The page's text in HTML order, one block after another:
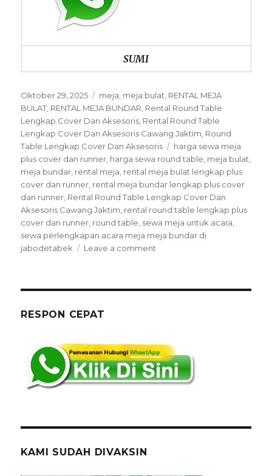
SUMI
Posted
on
Oktober 29, 2025 Categories
meja meja bulat RENTAL MEJA
BULAT RENTAL MEJA BUNDAR Rental Round Table
Lengkap Cover Dan Aksesoris Rental Round Table
Lengkap Cover Dan Aksesoris Cawang Jaktim Round
Table Lengkap Cover Dan Aksesoris
Tags
harga sewa meja
plus cover dan runner harga sewa round table meja bulat
meja bundar rental meja rental meja bulat lengkap plus
cover dan runner rental meja bundar lengkap plus cover
dan runner Rental Round Table Lengkap Cover Dan
Aksesoris Cawang Jaktim rental round table lengkap plus
cover dan runner round table sewa meja untuk acara
sewa perlengkapan acara meja meja bundar di
jabodetabek
Leave a comment
Cawang
Jaktim
RESPON CEPAT
KAMI SUDAH DIVAKSIN